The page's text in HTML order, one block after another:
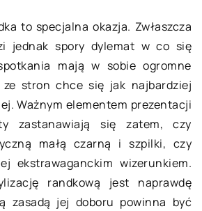
to specjalna okazja. Zwłaszcza
jednak spory dylemat w co się
mają w sobie ogromne
ze stron chce się jak najbardziej
Ważnym elementem prezentacji
zastanawiają się zatem, czy
małą czarną i szpilki, czy
ekstrawaganckim wizerunkiem.
randkową jest naprawdę
zasadą jej doboru powinna być